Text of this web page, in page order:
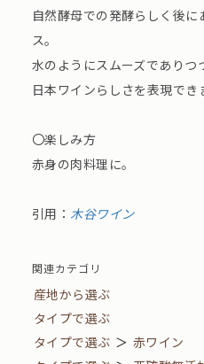
自然酵母での発酵らしく後
ス。
水のようにスムーズでありつ
日本ワインらしさを表現でき
〇楽しみ方
赤身の肉料理に。
引用： 木谷ワイン
関連カテゴリ
産地から選ぶ
タイプで選ぶ
タイプで選ぶ ＞ 赤ワイン